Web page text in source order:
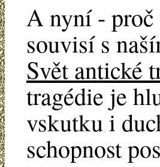
A nyní - proč
souvisí s
Svět antické
tragédie je
vskutku i
schopnost